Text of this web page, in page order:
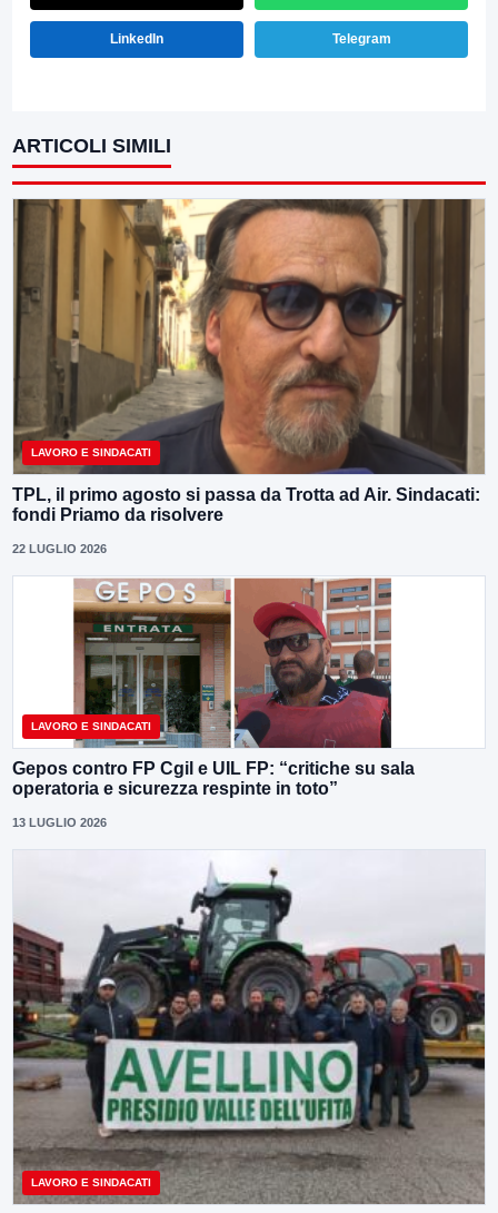
LinkedIn Telegram
ARTICOLI SIMILI
LAVORO E SINDACATI
TPL, il primo agosto si passa da Trotta ad Air. Sindacati:
fondi Priamo da risolvere
22 LUGLIO 2026
LAVORO E SINDACATI
Gepos contro FP Cgil e UIL FP: “critiche su sala
operatoria e sicurezza respinte in toto”
13 LUGLIO 2026
LAVORO E SINDACATI